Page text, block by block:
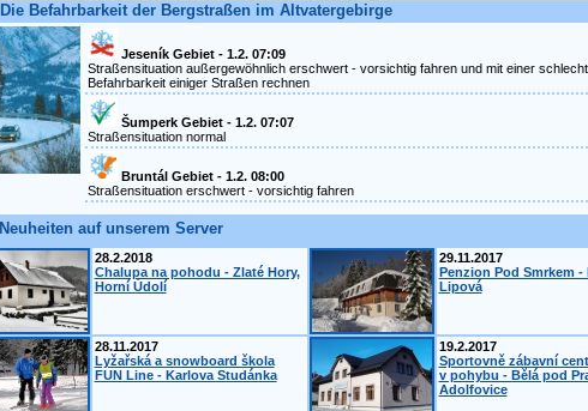
Die Befahrbarkeit der Bergstraßen im Altvatergebirge
Jeseník Gebiet - 1.2. 07:09
Straßensituation außergewöhnlich erschwert - vorsichtig fahren und mit einer
Befahrbarkeit einiger Straßen rechnen
Šumperk Gebiet - 1.2. 07:07
Straßensituation normal
Bruntál Gebiet - 1.2. 08:00
Straßensituation erschwert - vorsichtig fahren
Neuheiten auf unserem Server
28.2.2018
Chalupa na pohodu - Zlaté Hory,
Horní Údolí
29.11.2017
Penzion Pod Smrkem -
Lipová
28.11.2017
Lyžařská a snowboard škola
FUN Line - Karlova Studánka
19.2.2017
Sportovně zábavní
v pohybu - Bělá pod
Adolfovice